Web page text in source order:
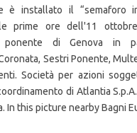
è installato il “semaforo
prime ore dell'11
di Genova in
Sestri Ponente,
Società per azioni
di Atlantia
In this picture nearby Bagni